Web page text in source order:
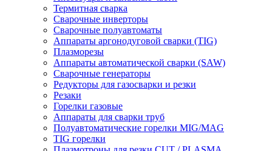
Термитная сварка
Сварочные инверторы
Сварочные полуавтоматы
Аппараты аргонодуговой сварки (TIG)
Плазморезы
Аппараты автоматической сварки (SAW)
Сварочные генераторы
Редукторы для газосварки и резки
Резаки
Горелки газовые
Аппараты для сварки труб
Полуавтоматические горелки MIG/MAG
TIG горелки